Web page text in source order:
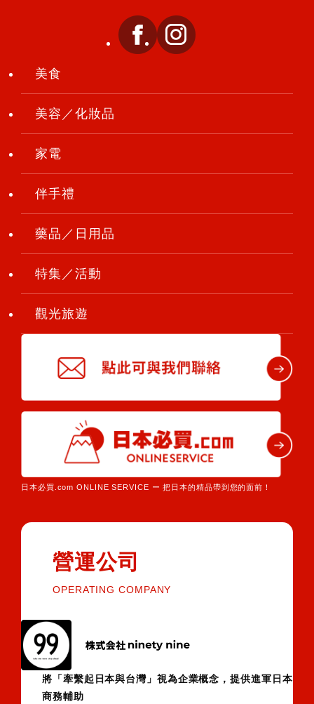
美食
美容／化妝品
家電
伴手禮
藥品／日用品
特集／活動
觀光旅遊
日本必買.com ONLINE SERVICE ー 把日本的精品帶到您的面前！
營運公司
OPERATING COMPANY
將「牽繫起日本與台灣」視為企業概念，提供進軍日本
商務輔助